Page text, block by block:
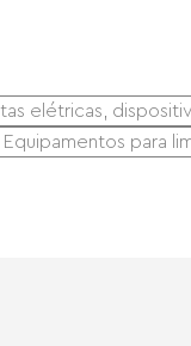
elétricas,
Equipamentos para